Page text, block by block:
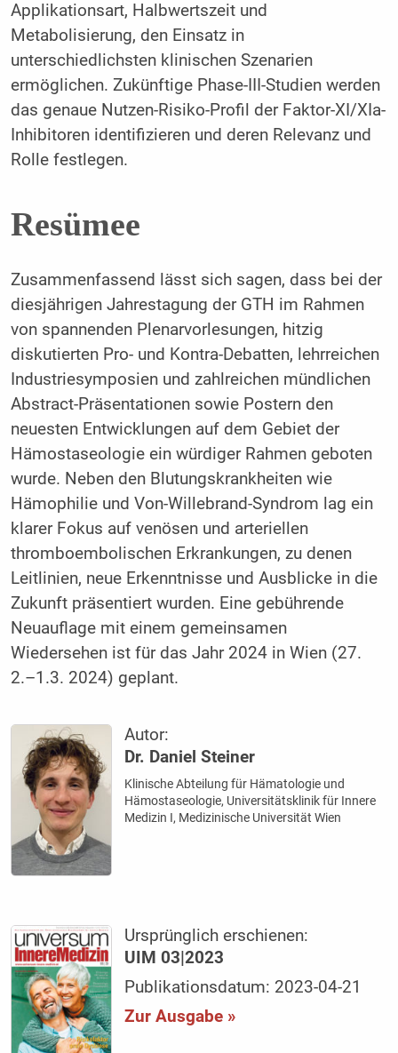
Applikationsart, Halbwertszeit und
Metabolisierung, den Einsatz in
unterschiedlichsten klinischen Szenarien
ermöglichen. Zukünftige Phase-III-Studien werden
das genaue Nutzen-Risiko-Profil der Faktor-XI/XIa-
Inhibitoren identifizieren und deren Relevanz und
Rolle festlegen.
Resümee
Zusammenfassend lässt sich sagen, dass bei der
diesjährigen Jahrestagung der GTH im Rahmen
von spannenden Plenarvorlesungen, hitzig
diskutierten Pro- und Kontra-Debatten, lehrreichen
Industriesymposien und zahlreichen mündlichen
Abstract-Präsentationen sowie Postern den
neuesten Entwicklungen auf dem Gebiet der
Hämostaseologie ein würdiger Rahmen geboten
wurde. Neben den Blutungskrankheiten wie
Hämophilie und Von-Willebrand-Syndrom lag ein
klarer Fokus auf venösen und arteriellen
thromboembolischen Erkrankungen, zu denen
Leitlinien, neue Erkenntnisse und Ausblicke in die
Zukunft präsentiert wurden. Eine gebührende
Neuauflage mit einem gemeinsamen
Wiedersehen ist für das Jahr 2024 in Wien (27.
2.–1.3. 2024) geplant.
Autor:
Dr. Daniel Steiner
Klinische Abteilung für Hämatologie und
Hämostaseologie, Universitätsklinik für Innere
Medizin I, Medizinische Universität Wien
Ursprünglich erschienen:
UIM 03|2023
Publikationsdatum: 2023-04-21
Zur Ausgabe »